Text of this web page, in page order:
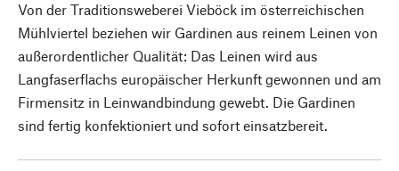
Von der Traditionsweberei Vieböck im österreichischen
Mühlviertel beziehen wir Gardinen aus reinem Leinen von
außerordentlicher Qualität: Das Leinen wird aus
Langfaserflachs europäischer Herkunft gewonnen und am
Firmensitz in Leinwandbindung gewebt. Die Gardinen
sind fertig konfektioniert und sofort einsatzbereit.